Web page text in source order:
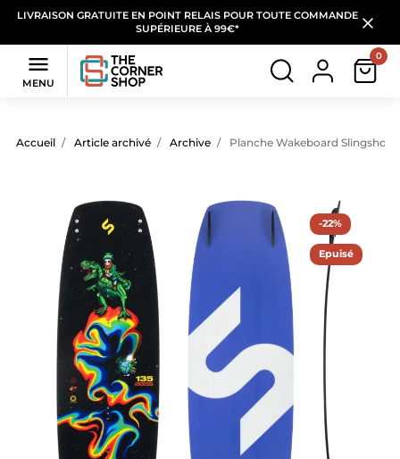
LIVRAISON GRATUITE EN POINT RELAIS POUR TOUTE COMMANDE
SUPÉRIEURE À 99€*

MENU
0
Accueil Article archivé Archive Planche Wakeboard Slingshot
-22%
Epuisé